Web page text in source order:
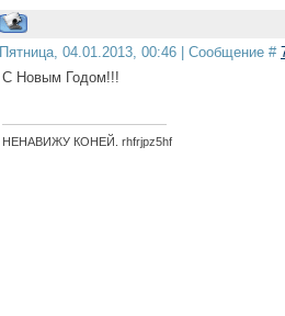
Пятница, 04.01.2013, 00:46 | Сообщение #
С Новым Годом!!!
НЕНАВИЖУ КОНЕЙ. rhfrjpz5hf